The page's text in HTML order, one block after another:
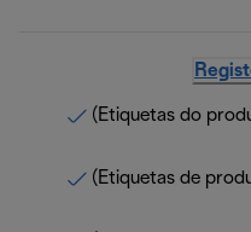
(Etiquetas do
(Etiquetas de